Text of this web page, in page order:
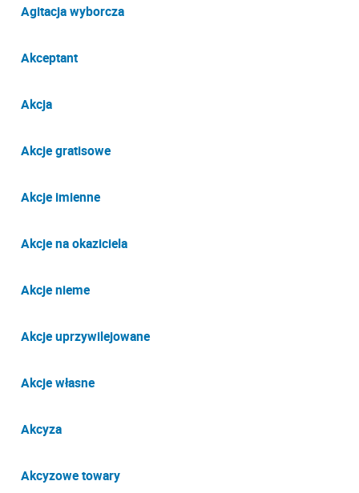
Agitacja wyborcza
Akceptant
Akcja
Akcje gratisowe
Akcje imienne
Akcje na okaziciela
Akcje nieme
Akcje uprzywilejowane
Akcje własne
Akcyza
Akcyzowe towary